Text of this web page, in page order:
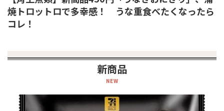
焼トロットロで多幸感！ うな重食べたくなったら
コレ！
新商品
NEW